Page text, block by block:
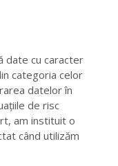
date cu caracter
categoria celor
datelor în
de risc
am instituit o
când utilizăm